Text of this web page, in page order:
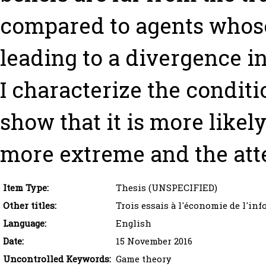
compared to agents
leading to a divergence
I characterize the
show that it is more
more extreme and the
Item Type:
Thesis (UNSPECIFIED)
Other titles:
Trois essais à l'économie de
Language:
English
Date:
15 November 2016
Uncontrolled Keywords: Game theory